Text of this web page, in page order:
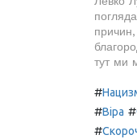
тут ми
#
#Віра #
#